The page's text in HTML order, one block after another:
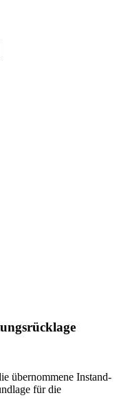
über­nom­me­ne Instand­
für die